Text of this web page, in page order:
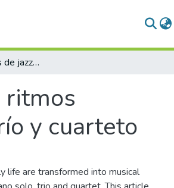
Seis composiciones de jazz en ritmos colombianos para formato de piano solo, trío y cuarteto
ritmos
y cuarteto
life are transformed into musical